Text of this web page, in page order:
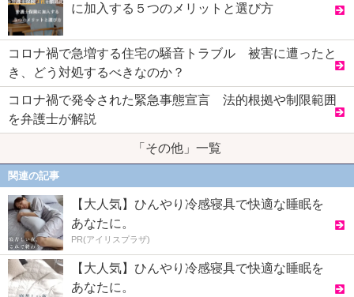
に加入する５つのメリットと選び方
コロナ禍で急増する住宅の騒音トラブル 被害に遭ったと
き、どう対処するべきなのか？
コロナ禍で発令された緊急事態宣言 法的根拠や制限範囲
を弁護士が解説
「その他」一覧
関連の記事
【大人気】ひんやり冷感寝具で快適な睡眠を
あなたに。
PR(アイリスプラザ)
【大人気】ひんやり冷感寝具で快適な睡眠を
あなたに。